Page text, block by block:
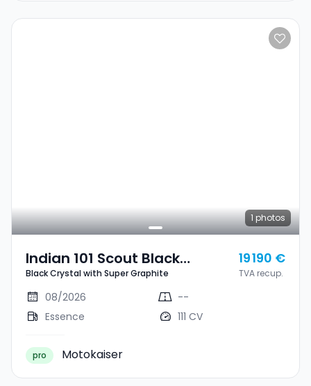
1 photos
Indian 101 Scout Black
Crystal With Super Graphite
Black Crystal with Super Graphite
19 190 €
TVA recup.
08/2026
--
Essence
111 CV
pro Motokaiser